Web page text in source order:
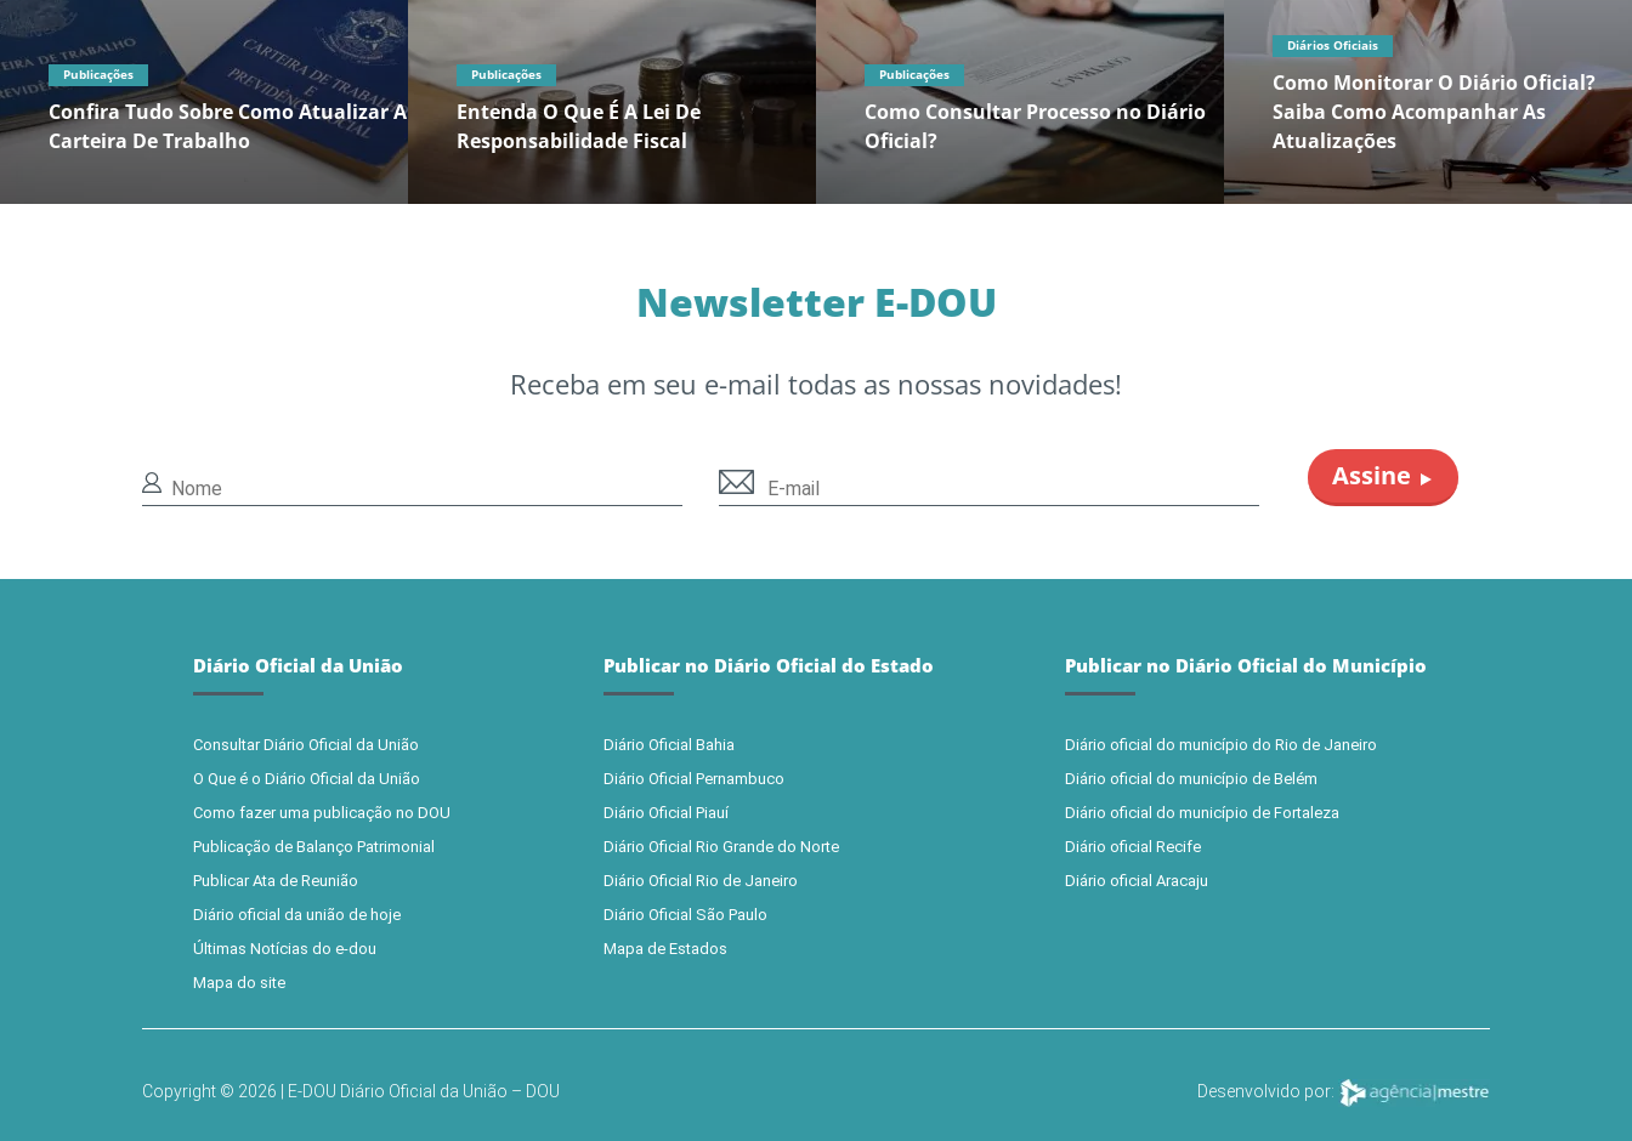
Publicações
Confira Tudo Sobre Como Atualizar A
Carteira De Trabalho
Publicações
Entenda O Que É A Lei De
Responsabilidade Fiscal
Publicações
Como Consultar Processo no Diário
Oficial?
Diários Oficiais
Como Monitorar O Diário Oficial?
Saiba Como Acompanhar As
Atualizações
Newsletter E-DOU
Receba em seu e-mail todas as nossas novidades!
Diário Oficial da União
Consultar Diário Oficial da União
O Que é o Diário Oficial da União
Como fazer uma publicação no DOU
Publicação de Balanço Patrimonial
Publicar Ata de Reunião
Diário oficial da união de hoje
Últimas Notícias do e-dou
Mapa do site
Publicar no Diário Oficial do Estado
Diário Oficial Bahia
Diário Oficial Pernambuco
Diário Oficial Piauí
Diário Oficial Rio Grande do Norte
Diário Oficial Rio de Janeiro
Diário Oficial São Paulo
Mapa de Estados
Publicar no Diário Oficial do Município
Diário oficial do município do Rio de Janeiro
Diário oficial do município de Belém
Diário oficial do município de Fortaleza
Diário oficial Recife
Diário oficial Aracaju
Copyright © 2026 | E-DOU Diário Oficial da União – DOU Desenvolvido por: